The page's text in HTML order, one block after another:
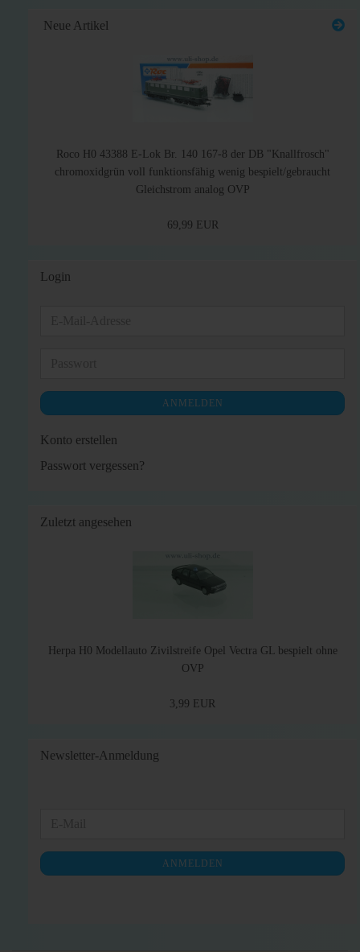
Neue Artikel
Roco H0 43388 E-Lok Br. 140 167-8 der DB "Knallfrosch"
chromoxidgrün voll funktionsfähig wenig bespielt/gebraucht
Gleichstrom analog OVP
69,99 EUR
Login
ANMELDEN
Konto erstellen
Passwort vergessen?
Zuletzt angesehen
Herpa H0 Modellauto Zivilstreife Opel Vectra GL bespielt ohne
OVP
3,99 EUR
Newsletter-Anmeldung
NEWSLETTER-
ANMELDUNG
ANMELDEN